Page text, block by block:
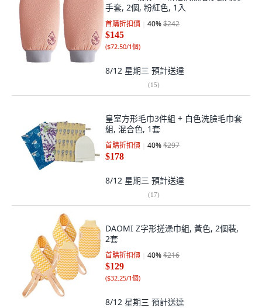
手套, 2個, 粉紅色, 1入
首購折扣價 40%$242
$145
($72.50/1個)
8/12 星期三 預計送達
(15)
皇室方形毛巾3件組 + 白色洗臉毛巾套
組, 混合色, 1套
首購折扣價 40%$297
$178
8/12 星期三 預計送達
(17)
DAOMI Z字形搓澡巾組, 黃色, 2個裝,
2套
首購折扣價 40%$216
$129
($32.25/1個)
8/12 星期三 預計送達